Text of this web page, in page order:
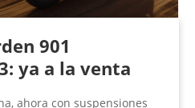
901
ya a la venta
ahora con suspensiones